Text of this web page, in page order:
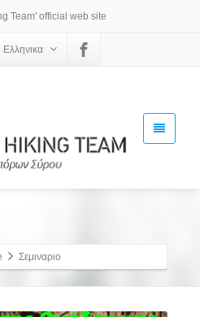
Team' official web site
Ελληνικα
Σεμιναριο